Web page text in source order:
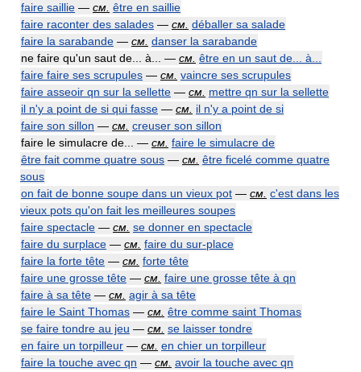
faire saillie — см. être en saillie
faire raconter des salades — см. déballer sa salade
faire la sarabande — см. danser la sarabande
ne faire qu'un saut de... à... — см. être en un saut de... à...
faire faire ses scrupules — см. vaincre ses scrupules
faire asseoir qn sur la sellette — см. mettre qn sur la sellette
il n'y a point de si qui fasse — см. il n'y a point de si
faire son sillon — см. creuser son sillon
faire le simulacre de... — см. faire le simulacre de
être fait comme quatre sous — см. être ficelé comme quatre
sous
on fait de bonne soupe dans un vieux pot — см. c'est dans les
vieux pots qu'on fait les meilleures soupes
faire spectacle — см. se donner en spectacle
faire du surplace — см. faire du sur-place
faire la forte tête — см. forte tête
faire une grosse tête — см. faire une grosse tête à qn
faire à sa tête — см. agir à sa tête
faire le Saint Thomas — см. être comme saint Thomas
se faire tondre au jeu — см. se laisser tondre
en faire un torpilleur — см. en chier un torpilleur
faire la touche avec qn — см. avoir la touche avec qn